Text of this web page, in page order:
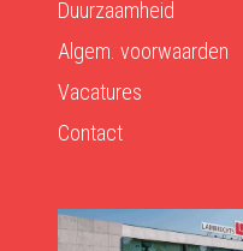
Duurzaamheid
Algem. voorwaarden
Vacatures
Contact